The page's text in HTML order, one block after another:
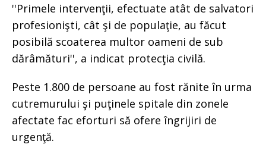
''Primele intervenţii, efectuate atât de salvatori
profesionişti, cât şi de populaţie, au făcut
posibilă scoaterea multor oameni de sub
dărâmături'', a indicat protecţia civilă.
Peste 1.800 de persoane au fost rănite în urma
cutremurului şi puţinele spitale din zonele
afectate fac eforturi să ofere îngrijiri de
urgenţă.